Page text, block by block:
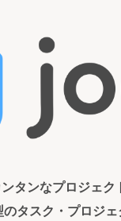
タンなプロジェク
タスク・プロジェ